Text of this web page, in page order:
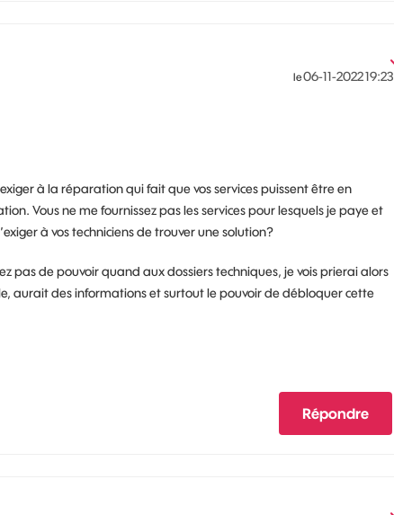
le‎06-11-202219:23
à la réparation qui fait que vos services puissent être en
Vous ne me fournissez pas les services pour lesquels je paye et
à vos techniciens de trouver une solution?
pas de pouvoir quand aux dossiers techniques, je vois prierai alors
aurait des informations et surtout le pouvoir de débloquer cette
Répondre